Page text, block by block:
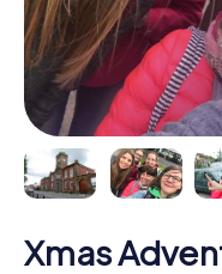
Xmas